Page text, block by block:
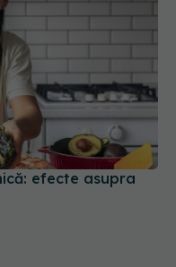
efecte asupra